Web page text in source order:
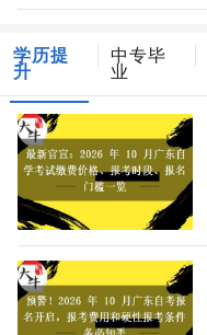
学历提
升
中专毕
业